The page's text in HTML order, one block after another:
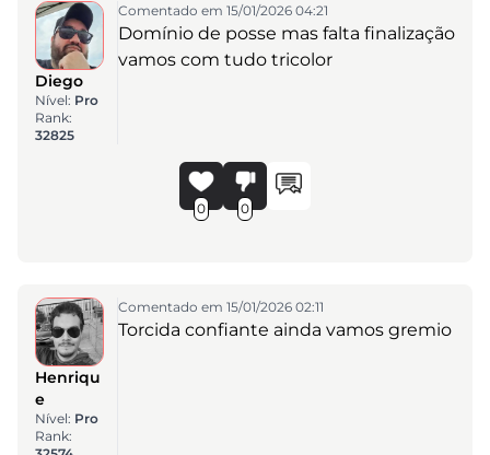
Diego
Nível: Pro
Rank:
32825
Comentado em 15/01/2026 04:21
Domínio de posse mas falta finalização
vamos com tudo tricolor
0 0
Henriqu
e
Nível: Pro
Rank:
Comentado em 15/01/2026 02:11
Torcida confiante ainda vamos gremio